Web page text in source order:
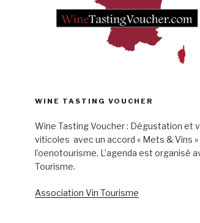
WINE TASTING VOUCHER
Wine Tasting Voucher : Dégustation et
viticoles avec un accord « Mets & Vins
l’oenotourisme. L’agenda est organisé
Tourisme.
Association Vin Tourisme